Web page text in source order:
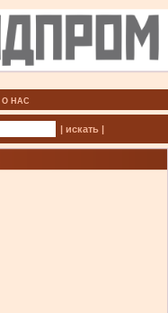
О НАС
| искать |